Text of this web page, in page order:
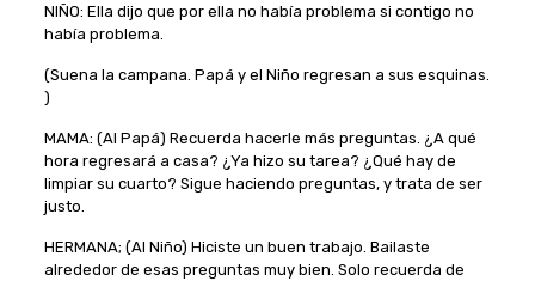
NIÑO: Ella dijo que por ella no había problema si contigo no
había problema.
(Suena la campana. Papá y el Niño regresan a sus esquinas.
)
MAMA: (Al Papá) Recuerda hacerle más preguntas. ¿A qué
hora regresará a casa? ¿Ya hizo su tarea? ¿Qué hay de
limpiar su cuarto? Sigue haciendo preguntas, y trata de ser
justo.
HERMANA; (Al Niño) Hiciste un buen trabajo. Bailaste
alrededor de esas preguntas muy bien. Solo recuerda de